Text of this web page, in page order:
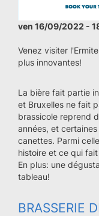
ven 16/09/2022 -
Venez visiter
plus innovantes!
La bière fait partie
et Bruxelles ne fait
brassicole reprend
années, et
canettes. Parmi
histoire et ce qui
En plus: une
tableau!
BRASSERIE